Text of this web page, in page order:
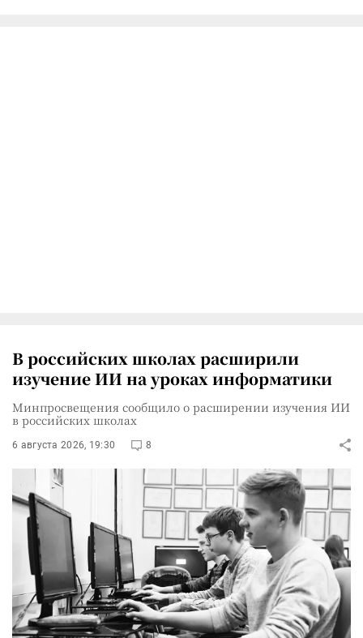
В российских школах расширили
изучение ИИ на уроках информатики
Минпросвещения сообщило о расширении изучения ИИ
в российских школах
6 августа 2026, 19:30 8